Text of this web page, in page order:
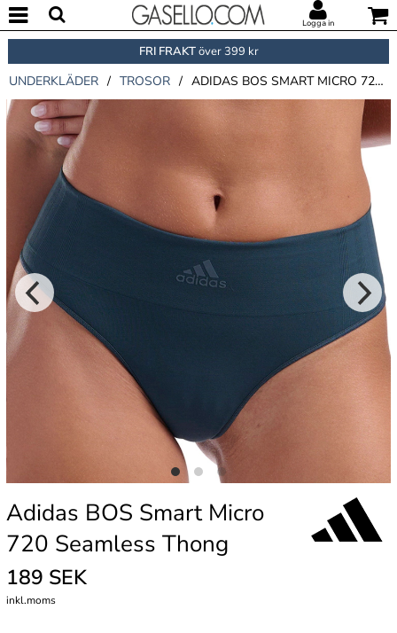
Logga in
FRI FRAKTöver 399 kr
UNDERKLÄDER / TROSOR / ADIDAS BOS SMART MICRO 720 SEAMLESS THONG
Adidas BOS Smart Micro
720 Seamless Thong
189 SEK
inkl.moms